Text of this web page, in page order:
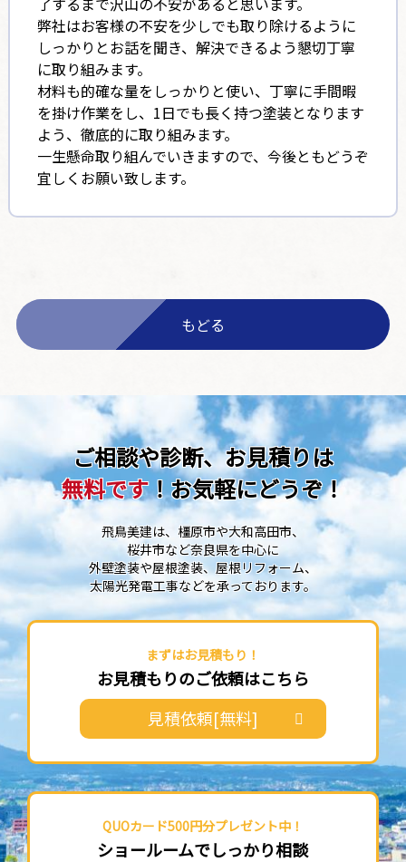
弊社はお客様の不安を少しでも取り除けるように
しっかりとお話を聞き、解決できるよう懇切丁寧
に取り組みます。
材料も的確な量をしっかりと使い、丁寧に手間暇
を掛け作業をし、1日でも長く持つ塗装となります
よう、徹底的に取り組みます。
一生懸命取り組んでいきますので、今後ともどうぞ
宜しくお願い致します。
もどる
ご相談や診断、お見積りは
無料です！お気軽にどうぞ！
飛鳥美建は、橿原市や大和高田市、
桜井市など奈良県を中心に
外壁塗装や屋根塗装、屋根リフォーム、
太陽光発電工事などを承っております。
まずはお見積もり！
お見積もりのご依頼はこちら
見積依頼[無料]
QUOカード500円分プレゼント中！
ショールームでしっかり相談